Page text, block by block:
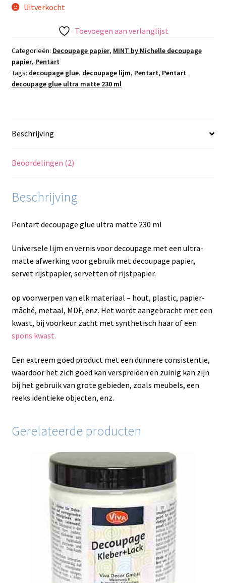
Uitverkocht
Toevoegen aan verlanglijst
Categorieën: Decoupage papier, MINT by Michelle decoupage
papier, Pentart
Tags: decoupage glue, decoupage lijm, Pentart, Pentart
decoupage glue ultra matte 230 ml
Beschrijving
Beoordelingen (2)
Beschrijving
Pentart decoupage glue ultra matte 230 ml
Universele lijm en vernis voor decoupage met een ultra-
matte afwerking voor gebruik met decoupage papier,
servet rijstpapier, servetten of rijstpapier.
op voorwerpen van elk materiaal – hout, plastic, papier-
mâché, metaal, MDF, enz. Het wordt aangebracht met een
kwast, bij voorkeur zacht met synthetisch haar of een
spons kwast.
Een extreem goed product met een dunnere consistentie,
waardoor het zich goed kan verspreiden en zuinig kan zijn
bij het gebruik van grote gebieden, zoals meubels, een
reeks identieke objecten, enz.
Gerelateerde producten